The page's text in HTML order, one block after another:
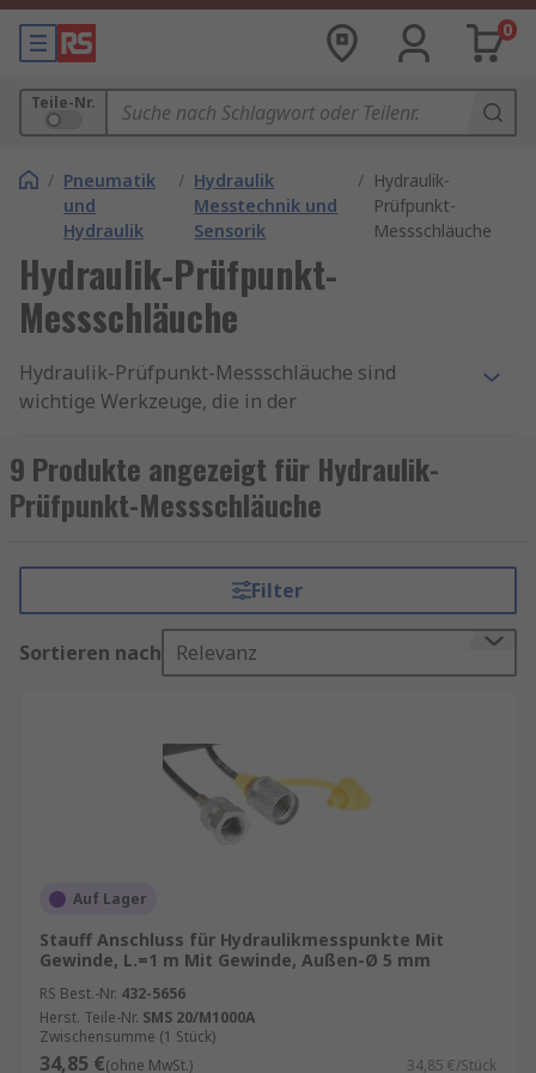
0
Teile-Nr.
/ Pneumatik
und
Hydraulik
/ Hydraulik
Messtechnik und
Sensorik
/ Hydraulik-
Prüfpunkt-
Messschläuche
Hydraulik-Prüfpunkt-
Messschläuche
Hydraulik-Prüfpunkt-Messschläuche sind
wichtige Werkzeuge, die in der
Messschläuche werden verwendet, um Druck-
und Durchflussmessungen an
Hydrauliksystemen durchzuführen. Wenn Sie ein
korrekten Messungen durchzuführen, um
sicherzustellen, dass das System einwandfrei
Was sind Hydraulik-Prüfpunkt-
Hydraulik-Prüfpunkt-Messschläuche sind
Schläuche, die in Hydrauliksystemen verwendet
werden, um Druck- und Durchflussmessungen
Anschlüsse, die an den Prüfpunkten der
Hydraulikkomponenten befestigt werden, um
genaue Messungen zu ermöglichen. Die meisten
Hydraulik-Prüfpunkt-Messschläuche sind mit
einem Manometer ausgestattet, das den Druck
direkt ablesen kann.
9 Produkte angezeigt für Hydraulik-
Prüfpunkt-Messschläuche
Filter
Sortieren nach Relevanz
Auf Lager
Stauff Anschluss für Hydraulikmesspunkte Mit
Gewinde, L.=1 m Mit Gewinde, Außen-Ø 5 mm
RS Best.-Nr. 432-5656
Herst. Teile-Nr. SMS 20/M1000A
Zwischensumme (1 Stück)
34,85 €(ohne MwSt.) 34,85 €/Stück